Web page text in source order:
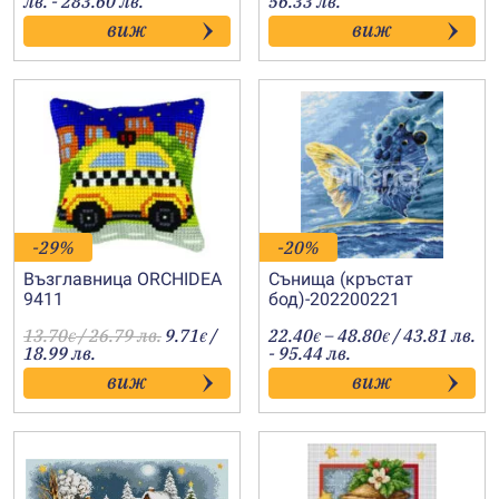
56.00€
through
145.00€
виж
0.00€
through
28.80€
виж
-29%
Възглавница ORCHIDEA
9411
13.70€/ 26.79 лв. 9.71€ /
18.99 лв.
виж
-20%
Сънища (кръстат
бод)-202200221
22.40€ –48.80€Price
range:
22.40€
through
48.80€
/ 43.81 лв.
- 95.44 лв.
виж